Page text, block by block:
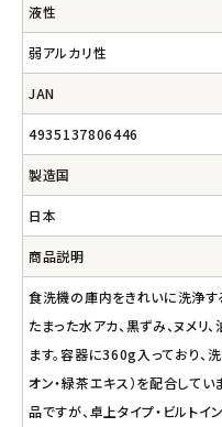
液性
弱アルカリ性
JAN
4935137806446
製造国
日本
商品説明
食洗機の庫内をきれいに洗浄す
たまった水アカ、黒ずみ、ヌメリ
ます。容器に360g入っており、
オン・緑茶エキス）を配合して
品ですが、卓上タイプ・ビルト